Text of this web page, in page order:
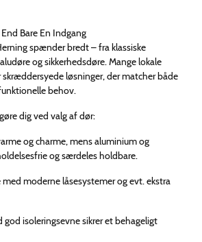
Bare En Indgang
spænder bredt – fra klassiske
og sikkerhedsdøre. Mange lokale
løsninger, der matcher både
behov.
dig ved valg af dør:
og charme, mens aluminium og
og særdeles holdbare.
moderne låsesystemer og evt. ekstra
god isoleringsevne sikrer et behageligt